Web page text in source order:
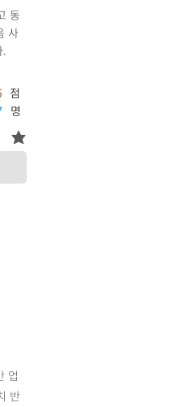
동
사
.
점
명
업
반